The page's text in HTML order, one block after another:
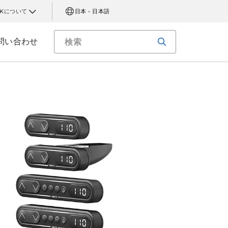
について 日本 - 日本語
い合わせ